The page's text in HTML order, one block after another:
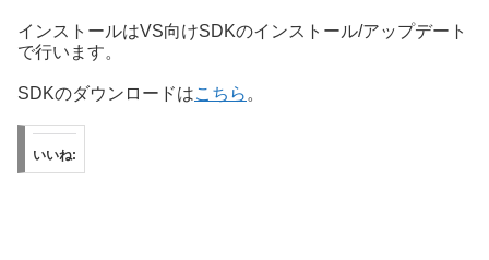
インストールはVS向けSDKのインストール/アップデート
で行います。
SDKのダウンロードはこちら 。
いいね: